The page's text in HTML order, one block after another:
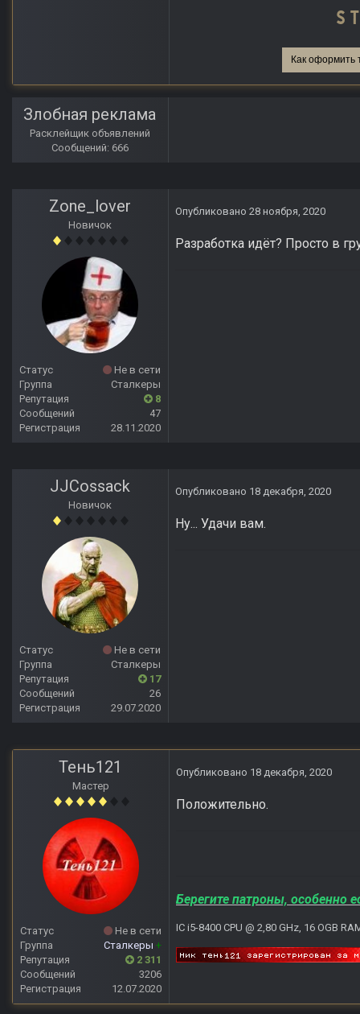
Как оформить
Злобная реклама
Расклейщик объявлений
Сообщений: 666
Zone_lover
Новичок
Статус
Не в сети
Группа
Сталкеры
Репутация
8
Сообщений
47
Регистрация
28.11.2020
Опубликовано 28 ноября, 2020
Разработка идёт? Просто в
JJCossack
Новичок
Статус
Не в сети
Группа
Сталкеры
Репутация
17
Сообщений
26
Регистрация
29.07.2020
Опубликовано 18 декабря, 2020
Ну... Удачи вам.
Тень121
Мастер
Статус
Не в сети
Группа
Сталкеры +
Репутация
2 311
Сообщений
3206
Регистрация
12.07.2020
Опубликовано 18 декабря, 2020
Положительно.
Берегите патроны, особенно
IC i5-8400 CPU @ 2,80 GHz, 16 OGB